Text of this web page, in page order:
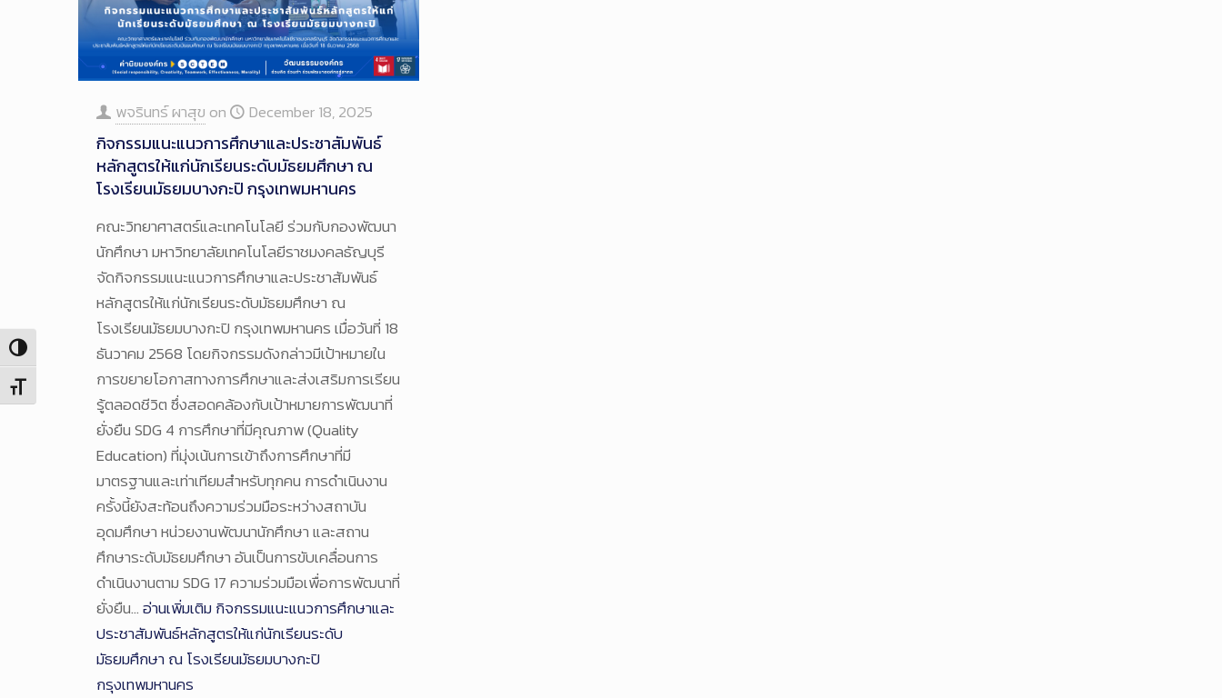
Toggle High Contrast
Toggle Font size
พจรินทร์ ผาสุข on December 18, 2025
กิจกรรมแนะแนวการศึกษาและประชาสัมพันธ์
หลักสูตรให้แก่นักเรียนระดับมัธยมศึกษา ณ
โรงเรียนมัธยมบางกะปิ กรุงเทพมหานคร
คณะวิทยาศาสตร์และเทคโนโลยี ร่วมกับกองพัฒนา
นักศึกษา มหาวิทยาลัยเทคโนโลยีราชมงคลธัญบุรี
จัดกิจกรรมแนะแนวการศึกษาและประชาสัมพันธ์
หลักสูตรให้แก่นักเรียนระดับมัธยมศึกษา ณ
โรงเรียนมัธยมบางกะปิ กรุงเทพมหานคร เมื่อวันที่ 18
ธันวาคม 2568 โดยกิจกรรมดังกล่าวมีเป้าหมายใน
การขยายโอกาสทางการศึกษาและส่งเสริมการเรียน
รู้ตลอดชีวิต ซึ่งสอดคล้องกับเป้าหมายการพัฒนาที่
ยั่งยืน SDG 4 การศึกษาที่มีคุณภาพ (Quality
Education) ที่มุ่งเน้นการเข้าถึงการศึกษาที่มี
มาตรฐานและเท่าเทียมสำหรับทุกคน การดำเนินงาน
ครั้งนี้ยังสะท้อนถึงความร่วมมือระหว่างสถาบัน
อุดมศึกษา หน่วยงานพัฒนานักศึกษา และสถาน
ศึกษาระดับมัธยมศึกษา อันเป็นการขับเคลื่อนการ
ดำเนินงานตาม SDG 17 ความร่วมมือเพื่อการพัฒนาที่
ยั่งยืน…อ่านเพิ่มเติม กิจกรรมแนะแนวการศึกษาและ
ประชาสัมพันธ์หลักสูตรให้แก่นักเรียนระดับ
มัธยมศึกษา ณ โรงเรียนมัธยมบางกะปิ
กรุงเทพมหานคร